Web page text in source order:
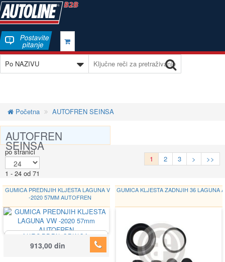
Postavite
pitanje
Početna AUTOFREN SEINSA
AUTOFREN
SEINSA
po stranici
1 - 24 od 71
1 2 3 > >>
GUMICA PREDNJIH KLJESTA LAGUNA VW
-2020 57MM AUTOFREN
AUTOFREN SEINSA
D4592
913,00 din
GUMICA KLJESTA ZADNJIH 36 LAGUNA